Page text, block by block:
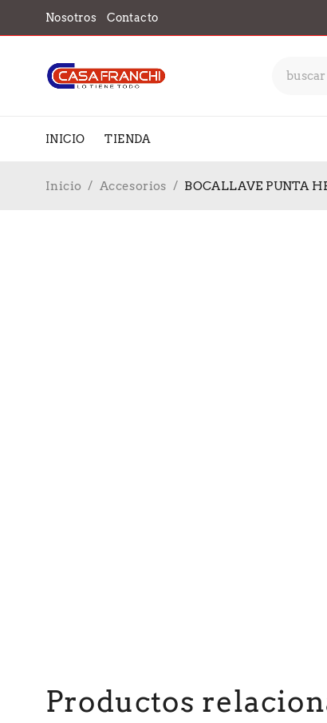
Nosotros Contacto
INICIO TIENDA
Inicio / Accesorios / BOCALLAVE PUNTA
Productos